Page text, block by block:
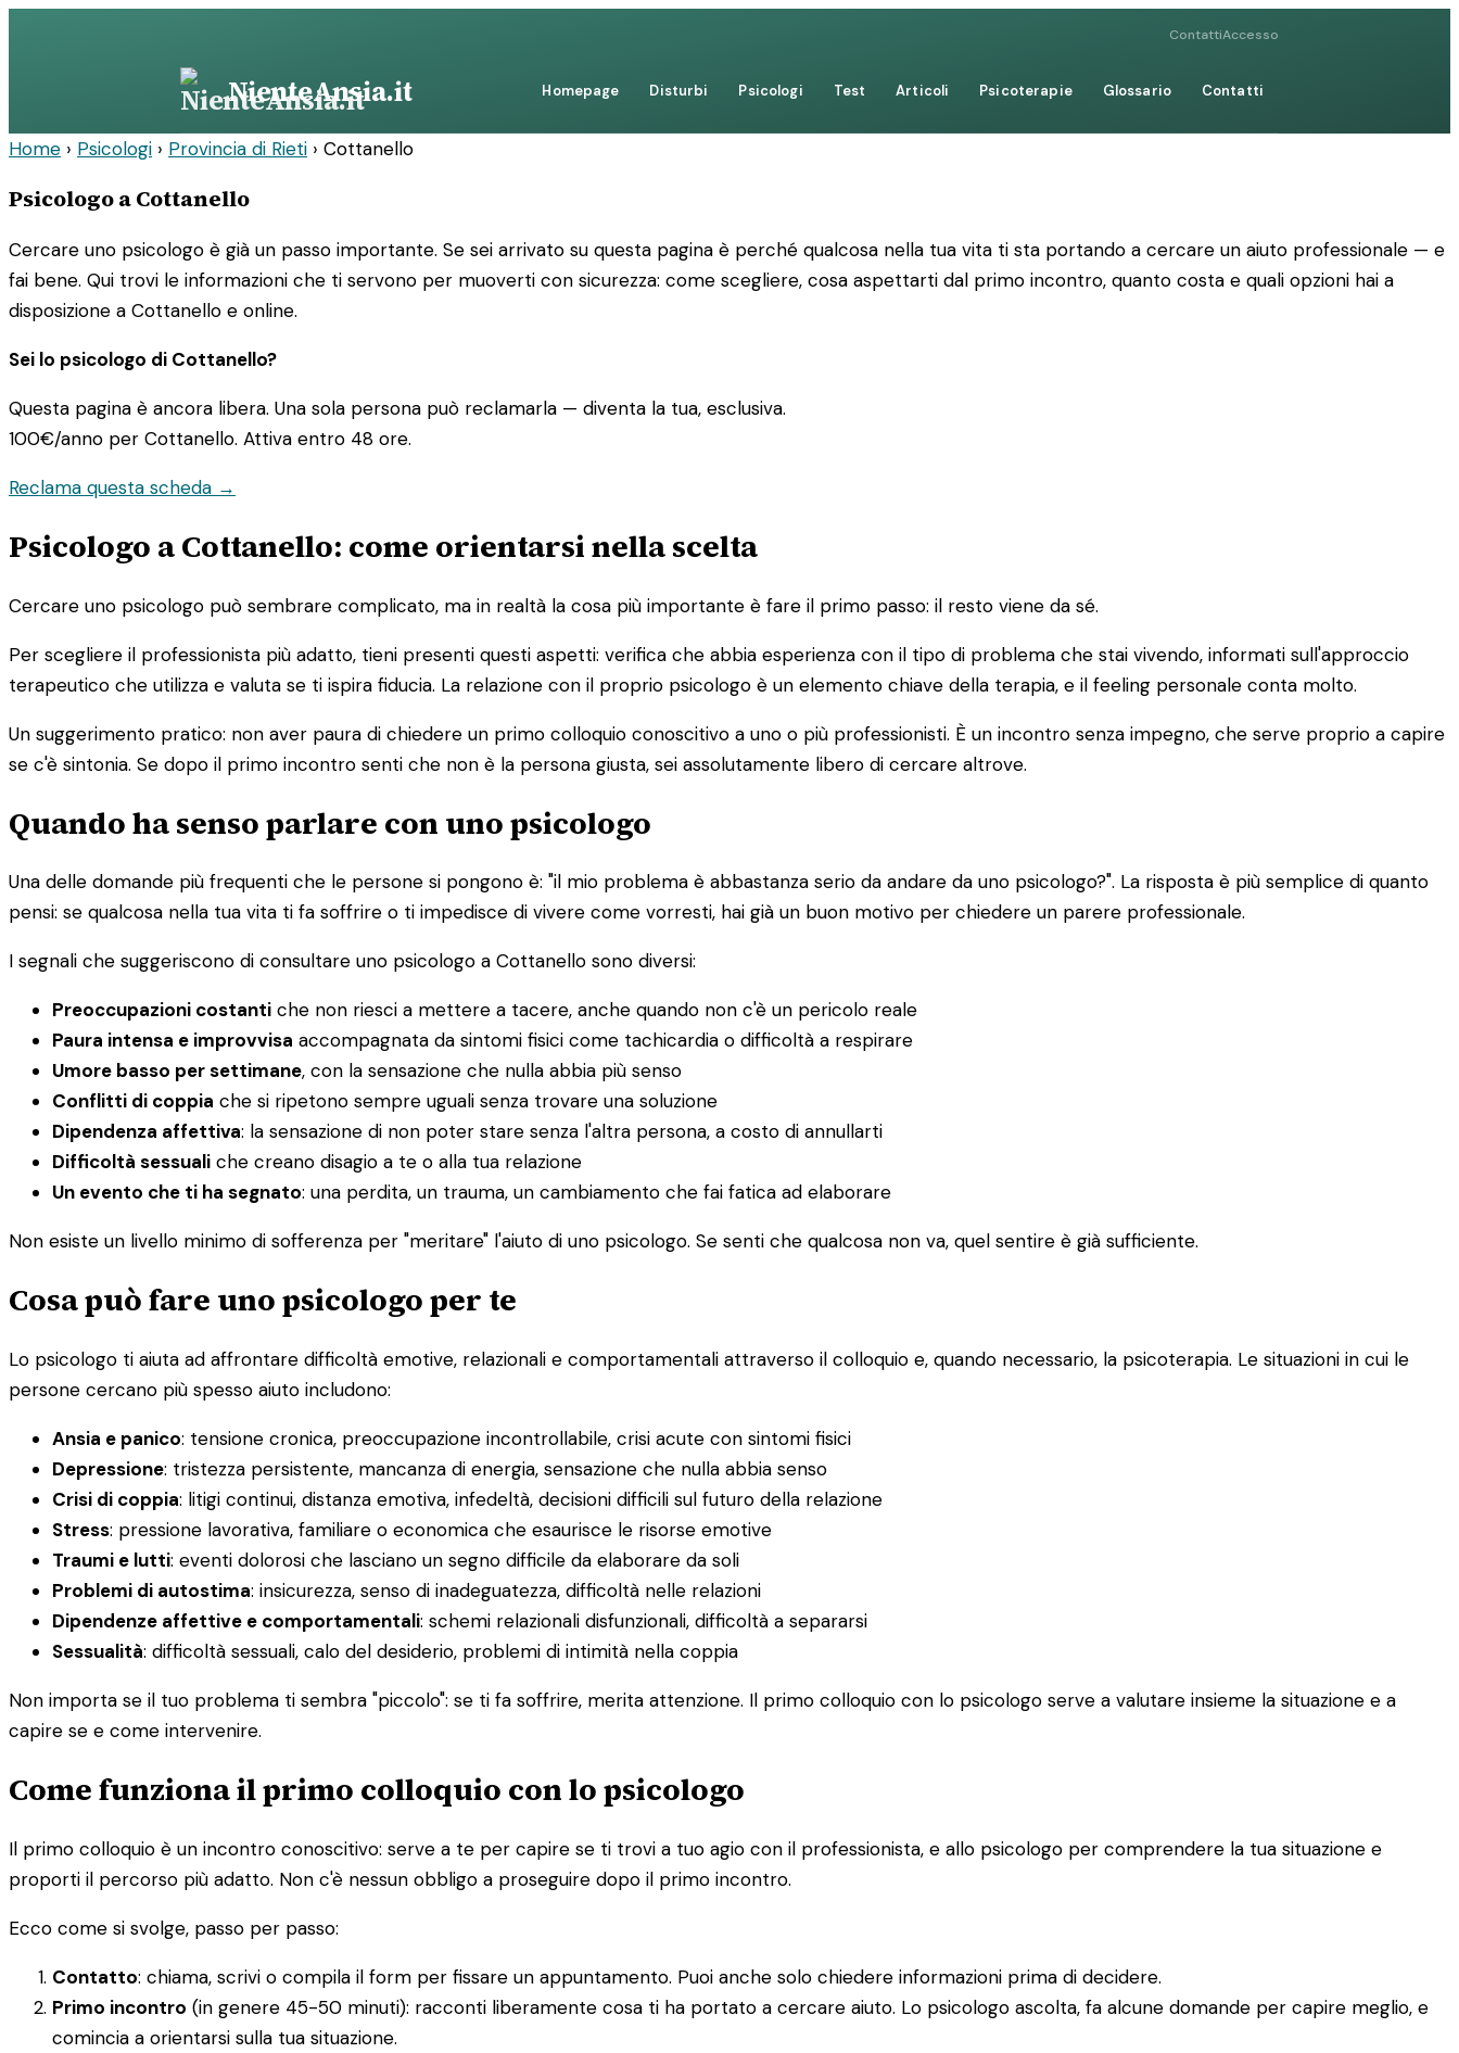
ContattiAccesso
NienteAnsia.it Homepage Disturbi Psicologi Test Articoli Psicoterapie Glossario Contatti
Home › Psicologi › Provincia di Rieti › Cottanello
Psicologo a Cottanello
Cercare uno psicologo è già un passo importante. Se sei arrivato su questa pagina è perché qualcosa nella tua vita ti sta portando a cercare un aiuto professionale — e
fai bene. Qui trovi le informazioni che ti servono per muoverti con sicurezza: come scegliere, cosa aspettarti dal primo incontro, quanto costa e quali opzioni hai a
disposizione a Cottanello e online.
Sei lo psicologo di Cottanello?
Questa pagina è ancora libera. Una sola persona può reclamarla — diventa la tua, esclusiva.
100€/anno per Cottanello. Attiva entro 48 ore.
Reclama questa scheda →
Psicologo a Cottanello: come orientarsi nella scelta
Cercare uno psicologo può sembrare complicato, ma in realtà la cosa più importante è fare il primo passo: il resto viene da sé.
Per scegliere il professionista più adatto, tieni presenti questi aspetti: verifica che abbia esperienza con il tipo di problema che stai vivendo, informati sull'approccio
terapeutico che utilizza e valuta se ti ispira fiducia. La relazione con il proprio psicologo è un elemento chiave della terapia, e il feeling personale conta molto.
Un suggerimento pratico: non aver paura di chiedere un primo colloquio conoscitivo a uno o più professionisti. È un incontro senza impegno, che serve proprio a capire
se c'è sintonia. Se dopo il primo incontro senti che non è la persona giusta, sei assolutamente libero di cercare altrove.
Quando ha senso parlare con uno psicologo
Una delle domande più frequenti che le persone si pongono è: "il mio problema è abbastanza serio da andare da uno psicologo?". La risposta è più semplice di quanto
pensi: se qualcosa nella tua vita ti fa soffrire o ti impedisce di vivere come vorresti, hai già un buon motivo per chiedere un parere professionale.
I segnali che suggeriscono di consultare uno psicologo a Cottanello sono diversi:
Preoccupazioni costanti che non riesci a mettere a tacere, anche quando non c'è un pericolo reale
Paura intensa e improvvisa accompagnata da sintomi fisici come tachicardia o difficoltà a respirare
Umore basso per settimane, con la sensazione che nulla abbia più senso
Conflitti di coppia che si ripetono sempre uguali senza trovare una soluzione
Dipendenza affettiva: la sensazione di non poter stare senza l'altra persona, a costo di annullarti
Difficoltà sessuali che creano disagio a te o alla tua relazione
Un evento che ti ha segnato: una perdita, un trauma, un cambiamento che fai fatica ad elaborare
Non esiste un livello minimo di sofferenza per "meritare" l'aiuto di uno psicologo. Se senti che qualcosa non va, quel sentire è già sufficiente.
Cosa può fare uno psicologo per te
Lo psicologo ti aiuta ad affrontare difficoltà emotive, relazionali e comportamentali attraverso il colloquio e, quando necessario, la psicoterapia. Le situazioni in cui le
persone cercano più spesso aiuto includono:
Ansia e panico: tensione cronica, preoccupazione incontrollabile, crisi acute con sintomi fisici
Depressione: tristezza persistente, mancanza di energia, sensazione che nulla abbia senso
Crisi di coppia: litigi continui, distanza emotiva, infedeltà, decisioni difficili sul futuro della relazione
Stress: pressione lavorativa, familiare o economica che esaurisce le risorse emotive
Traumi e lutti: eventi dolorosi che lasciano un segno difficile da elaborare da soli
Problemi di autostima: insicurezza, senso di inadeguatezza, difficoltà nelle relazioni
Dipendenze affettive e comportamentali: schemi relazionali disfunzionali, difficoltà a separarsi
Sessualità: difficoltà sessuali, calo del desiderio, problemi di intimità nella coppia
Non importa se il tuo problema ti sembra "piccolo": se ti fa soffrire, merita attenzione. Il primo colloquio con lo psicologo serve a valutare insieme la situazione e a
capire se e come intervenire.
Come funziona il primo colloquio con lo psicologo
Il primo colloquio è un incontro conoscitivo: serve a te per capire se ti trovi a tuo agio con il professionista, e allo psicologo per comprendere la tua situazione e
proporti il percorso più adatto. Non c'è nessun obbligo a proseguire dopo il primo incontro.
Ecco come si svolge, passo per passo:
Contatto: chiama, scrivi o compila il form per fissare un appuntamento. Puoi anche solo chiedere informazioni prima di decidere.
Primo incontro (in genere 45-50 minuti): racconti liberamente cosa ti ha portato a cercare aiuto. Lo psicologo ascolta, fa alcune domande per capire meglio, e
comincia a orientarsi sulla tua situazione.